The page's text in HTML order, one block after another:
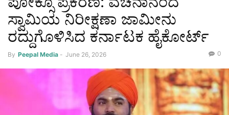
ಸ್ವಾಮಿಯ ನಿರೀಕ್ಷಣಾ ಜಾಮೀನು
ರದ್ದುಗೊಳಿಸಿದ ಕರ್ನಾಟಕ ಹೈಕೋರ್ಟ್
By Peepal Media - June 26, 2026 0